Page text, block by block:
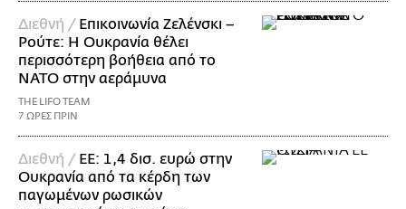
Διεθνή / Επικοινωνία Ζελένσκι –
Ρούτε: Η Ουκρανία θέλει
περισσότερη βοήθεια από το
ΝΑΤΟ στην αεράμυνα
THE LIFO TEAM
7 ΩΡΕΣ ΠΡΙΝ
Διεθνή / ΕΕ: 1,4 δισ. ευρώ στην
Ουκρανία από τα κέρδη των
παγωμένων ρωσικών